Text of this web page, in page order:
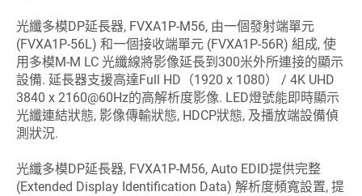
光纖多模DP延長器, FVXA1P-M56, 由一個發射端單元
(FVXA1P-56L) 和一個接收端單元 (FVXA1P-56R) 組成, 使
用多模M-M LC 光纖線將影像延長到300米外所連接的顯示
設備. 延長器支援高達Full HD（1920 x 1080） / 4K UHD
3840 x 2160@60Hz的高解析度影像. LED燈號能即時顯示
光纖連結狀態, 影像傳輸狀態, HDCP狀態, 及播放端設備偵
測狀況.
光纖多模DP延長器, FVXA1P-M56, Auto EDID提供完整
(Extended Display Identification Data) 解析度頻寬設置, 提